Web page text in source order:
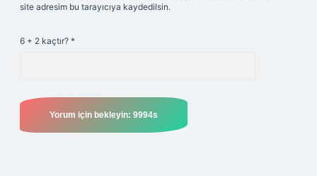
site adresim bu tarayıcıya kaydedilsin.
6 + 2 kaçtır? *